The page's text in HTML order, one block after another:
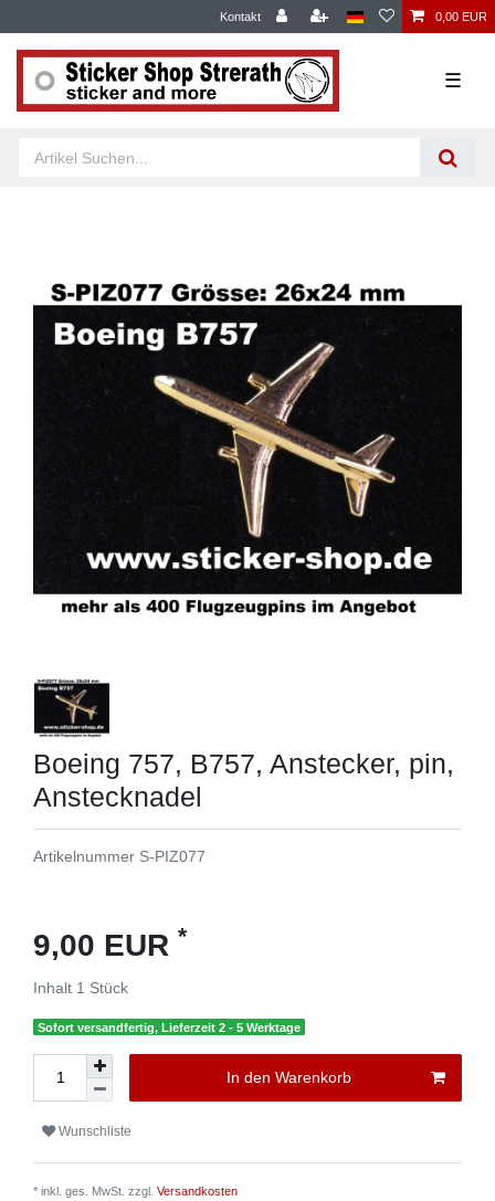
Kontakt 0,00 EUR
☰
Boeing 757, B757, Anstecker, pin,
Anstecknadel
Artikelnummer S-PIZ077
9,00 EUR *
Inhalt 1 Stück
Sofort versandfertig, Lieferzeit 2 - 5 Werktage
In den Warenkorb
Wunschliste
* inkl. ges. MwSt. zzgl. Versandkosten